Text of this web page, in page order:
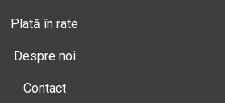
Plată în rate
Despre noi
Contact